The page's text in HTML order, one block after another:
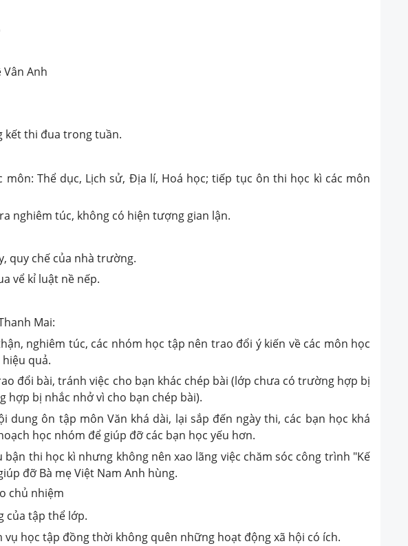
Anh
kết thi đua trong tuần.
môn: Thể dục, Lịch sử, Địa lí, Hoá học; tiếp tục ôn thi học kì các môn
nghiêm túc, không có hiện tượng gian lận.
quy chế của nhà trường.
vể kỉ luật nề nếp.
Mai:
nghiêm túc, các nhóm học tập nên trao đổi ý kiến về các môn học
quả.
đổi bài, tránh việc cho bạn khác chép bài (lớp chưa có trường hợp bị
hợp bị nhắc nhở vì cho bạn chép bài).
dung ôn tập môn Văn khá dài, lại sắp đến ngày thi, các bạn học khá
học nhóm để giúp đỡ các bạn học yếu hơn.
thi học kì nhưng không nên xao lãng việc chăm sóc công trình "Kế
đỡ Bà mẹ Việt Nam Anh hùng.
chủ nhiệm
tập thể lớp.
học tập đồng thời không quên những hoạt động xã hội có ích.